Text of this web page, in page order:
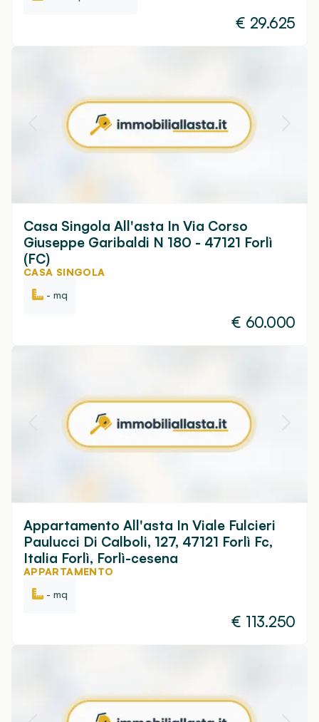
€ 29.625
Casa Singola All'asta In Via Corso
Giuseppe Garibaldi N 180 - 47121 Forlì
(FC)
CASA SINGOLA
- mq
€ 60.000
Appartamento All'asta In Viale Fulcieri
Paulucci Di Calboli, 127, 47121 Forlì Fc,
Italia Forlì, Forlì-cesena
APPARTAMENTO
- mq
€ 113.250